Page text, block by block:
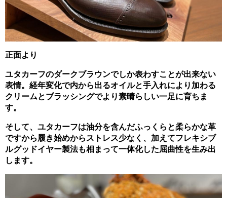
正面より
ユタカーフのダークブラウンでしか表わすことが出来ない
表情。経年変化で内から出るオイルと手入れにより加わる
クリームとブラッシングでより素晴らしい一足に育ちま
す。
そして、ユタカーフは油分を含んだふっくらと柔らかな革
ですから履き始めからストレス少なく、加えてフレキシブ
ルグッドイヤー製法も相まって一体化した屈曲性を生み出
します。